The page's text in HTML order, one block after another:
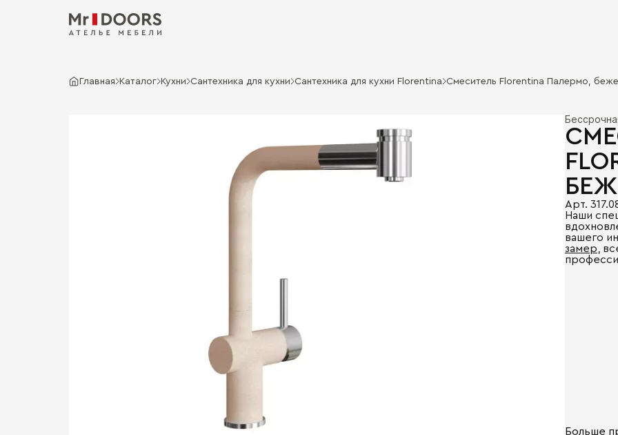
Главная Каталог Кухни Сантехника для кухни Сантехника для кухни Florentina Смеситель Florentina Палермо,
Арт.
Наши
вашего
замер ,
Больше